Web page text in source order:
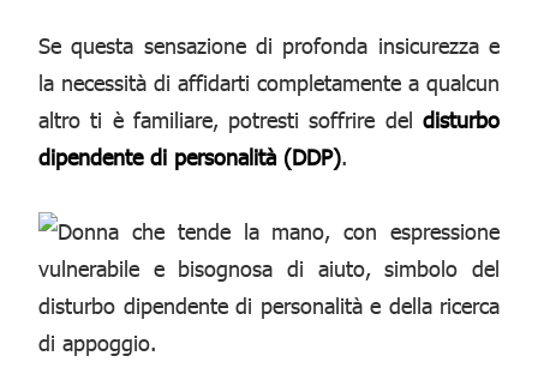
Se questa sensazione di profonda insicurezza e
la necessità di affidarti completamente a qualcun
altro ti è familiare, potresti soffrire del disturbo
dipendente di personalità (DDP).